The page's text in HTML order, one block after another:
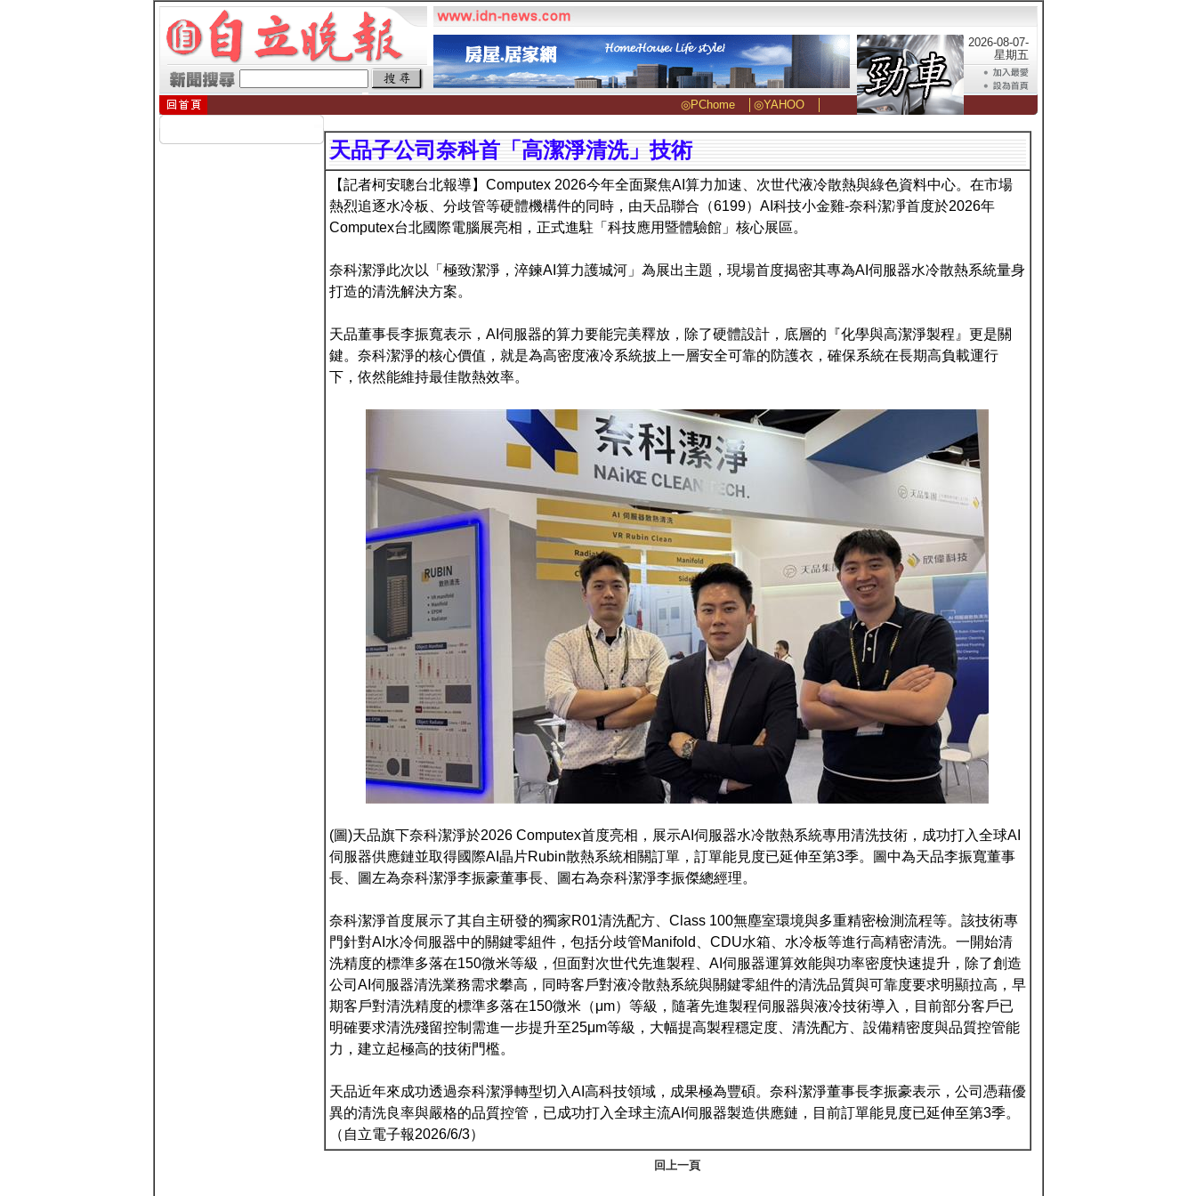
2026-08-07-
星期五
◎PChome│ ◎YAHOO│
天品子公司奈科首「高潔淨清洗」技術
【記者柯安聰台北報導】Computex 2026今年全面聚焦AI算力加速、次世代液冷散熱與綠色資料中心。在市場
熱烈追逐水冷板、分歧管等硬體機構件的同時，由天品聯合（6199）AI科技小金雞-奈科潔凈首度於2026年
Computex台北國際電腦展亮相，正式進駐「科技應用暨體驗館」核心展區。
奈科潔淨此次以「極致潔淨，淬鍊AI算力護城河」為展出主題，現場首度揭密其專為AI伺服器水冷散熱系統量身
打造的清洗解決方案。
天品董事長李振寬表示，AI伺服器的算力要能完美釋放，除了硬體設計，底層的『化學與高潔淨製程』更是關
鍵。奈科潔淨的核心價值，就是為高密度液冷系統披上一層安全可靠的防護衣，確保系統在長期高負載運行
下，依然能維持最佳散熱效率。
(圖)天品旗下奈科潔淨於2026 Computex首度亮相，展示AI伺服器水冷散熱系統專用清洗技術，成功打入全球AI
伺服器供應鏈並取得國際AI晶片Rubin散熱系統相關訂單，訂單能見度已延伸至第3季。圖中為天品李振寬董事
長、圖左為奈科潔淨李振豪董事長、圖右為奈科潔淨李振傑總經理。
奈科潔淨首度展示了其自主研發的獨家R01清洗配方、Class 100無塵室環境與多重精密檢測流程等。該技術專
門針對AI水冷伺服器中的關鍵零組件，包括分歧管Manifold、CDU水箱、水冷板等進行高精密清洗。一開始清
洗精度的標準多落在150微米等級，但面對次世代先進製程、AI伺服器運算效能與功率密度快速提升，除了創造
公司AI伺服器清洗業務需求攀高，同時客戶對液冷散熱系統與關鍵零組件的清洗品質與可靠度要求明顯拉高，早
期客戶對清洗精度的標準多落在150微米（μm）等級，隨著先進製程伺服器與液冷技術導入，目前部分客戶已
明確要求清洗殘留控制需進一步提升至25μm等級，大幅提高製程穩定度、清洗配方、設備精密度與品質控管能
力，建立起極高的技術門檻。
天品近年來成功透過奈科潔淨轉型切入AI高科技領域，成果極為豐碩。奈科潔淨董事長李振豪表示，公司憑藉優
異的清洗良率與嚴格的品質控管，已成功打入全球主流AI伺服器製造供應鏈，目前訂單能見度已延伸至第3季。
（自立電子報2026/6/3）
回上一頁